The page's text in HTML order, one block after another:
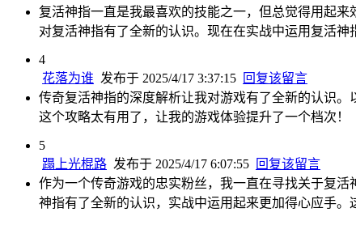
复活神指一直是我最喜欢的技能之一，但总觉得用起
对复活神指有了全新的认识。现在在实战中运用复活神
4
花落为谁 发布于 2025/4/17 3:37:15 回复该留言
传奇复活神指的深度解析让我对游戏有了全新的认识
这个攻略太有用了，让我的游戏体验提升了一个档次！
5
蹋上光棍路 发布于 2025/4/17 6:07:55 回复该留言
作为一个传奇游戏的忠实粉丝，我一直在寻找关于复
神指有了全新的认识，实战中运用起来更加得心应手。